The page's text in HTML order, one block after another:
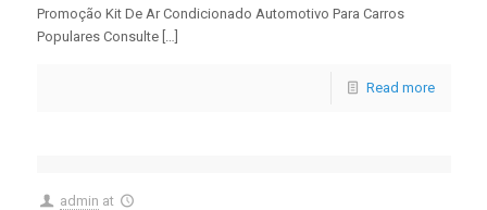
Promoção Kit De Ar Condicionado Automotivo Para Carros
Populares Consulte […]
Read more
admin at